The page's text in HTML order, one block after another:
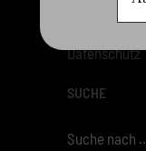
Datenschutz
SUCHE
Search